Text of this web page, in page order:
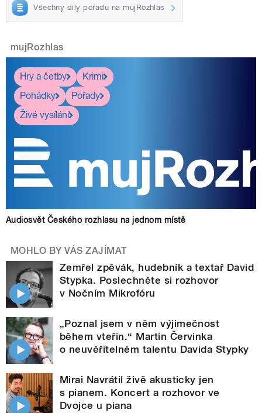
Všechny díly pořadu na mujRozhlas
mujRozhlas
Hry a četby
Krimi
Pohádky
Pořady
Živé vysílání
Audiosvět Českého rozhlasu na jednom místě
MOHLO BY VÁS ZAJÍMAT
Zemřel zpěvák, hudebník a textař David
Stypka. Poslechněte si rozhovor
v Nočním Mikrofóru
„Poznal jsem v něm výjimečnost
během vteřin.“ Martin Červinka
o neuvěřitelném talentu Davida Stypky
Mirai Navrátil živě akusticky jen
s pianem. Koncert a rozhovor ve
Dvojce u piana